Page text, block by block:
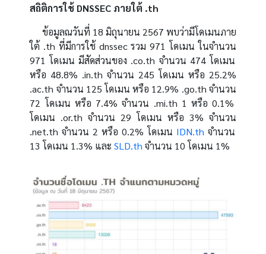
สถิติการใช้ DNSSEC ภายใต้ .th
ข้อมูลณวันที่ 18 มิถุนายน 2567 พบว่ามีโดเมนภาย
ใต้ .th ที่มีการใช้dnssecรวม 971 โดเมน ในจำนวน
971โดเมน มีสัดส่วนของ .co.th จำนวน 474 โดเมน
หรือ 48.8% .in.thจำนวน 245 โดเมน หรือ 25.2%
.ac.th จำนวน 125 โดเมน หรือ 12.9% .go.th จำนวน
72 โดเมน หรือ 7.4%จำนวน .mi.th 1หรือ 0.1%
โดเมน .or.thจำนวน 29 โดเมน หรือ 3% จำนวน
.net.thจำนวน 2หรือ 0.2% โดเมน IDN.th จำนวน
13โดเมน 1.3% และ SLD.th จำนวน 10โดเมน 1%